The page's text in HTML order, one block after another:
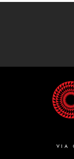
VIA